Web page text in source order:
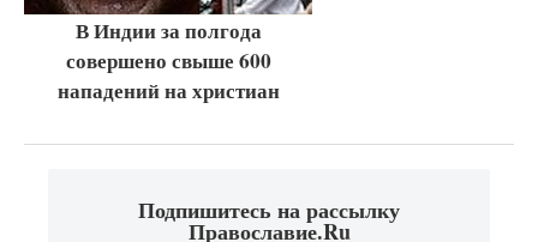
В Индии за полгода
совершено свыше 600
нападений на христиан
Подпишитесь на рассылку
Православие.Ru